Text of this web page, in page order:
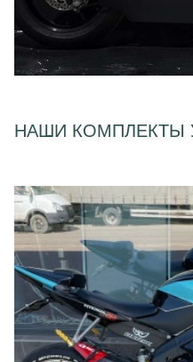
НАШИ КОМПЛЕКТЫ